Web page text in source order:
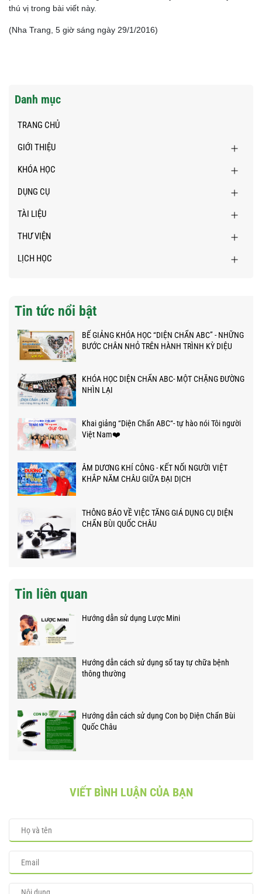
thú vị trong bài viết này.
(Nha Trang, 5 giờ sáng ngày 29/1/2016)
Danh mục
TRANG CHỦ
GIỚI THIỆU
KHÓA HỌC
DỤNG CỤ
TÀI LIỆU
THƯ VIỆN
LỊCH HỌC
Tin tức nổi bật
BẾ GIẢNG KHÓA HỌC “DIỆN CHẨN ABC” - NHỮNG
BƯỚC CHÂN NHỎ TRÊN HÀNH TRÌNH KỲ DIỆU
KHÓA HỌC DIỆN CHẨN ABC- MỘT CHẶNG ĐƯỜNG
NHÌN LẠI
Khai giảng “Diện Chẩn ABC“- tự hào nói Tôi người
Việt Nam❤️
ÂM DƯƠNG KHÍ CÔNG - KẾT NỐI NGƯỜI VIỆT
KHẮP NĂM CHÂU GIỮA ĐẠI DỊCH
THÔNG BÁO VỀ VIỆC TĂNG GIÁ DỤNG CỤ DIỆN
CHẨN BÙI QUỐC CHÂU
Tin liên quan
Hướng dẫn sử dụng Lược Mini
Hướng dẫn cách sử dụng sổ tay tự chữa bệnh
thông thường
Hướng dẫn cách sử dụng Con bọ Diện Chẩn Bùi
Quốc Châu
VIẾT BÌNH LUẬN CỦA BẠN